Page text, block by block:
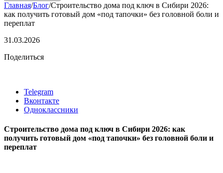
Главная/Блог/Строительство дома под ключ в Сибири 2026:
как получить готовый дом «под тапочки» без головной боли и
переплат
31.03.2026
Поделиться
Telegram
Вконтакте
Одноклассники
Строительство дома под ключ в Сибири 2026: как
получить готовый дом «под тапочки» без головной боли и
переплат